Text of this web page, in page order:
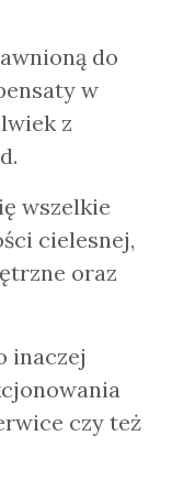
do
w
z
wszelkie
cielesnej,
oraz
inaczej
czy też